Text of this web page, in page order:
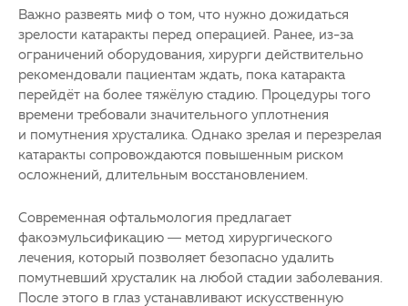
Важно развеять миф о том, что нужно дожидаться
зрелости катаракты перед операцией. Ранее, из-за
ограничений оборудования, хирурги действительно
рекомендовали пациентам ждать, пока катаракта
перейдёт на более тяжёлую стадию. Процедуры того
времени требовали значительного уплотнения
и помутнения хрусталика. Однако зрелая и перезрелая
катаракты сопровождаются повышенным риском
осложнений, длительным восстановлением.
Современная офтальмология предлагает
факоэмульсификацию — метод хирургического
лечения, который позволяет безопасно удалить
помутневший хрусталик на любой стадии заболевания.
После этого в глаз устанавливают искусственную